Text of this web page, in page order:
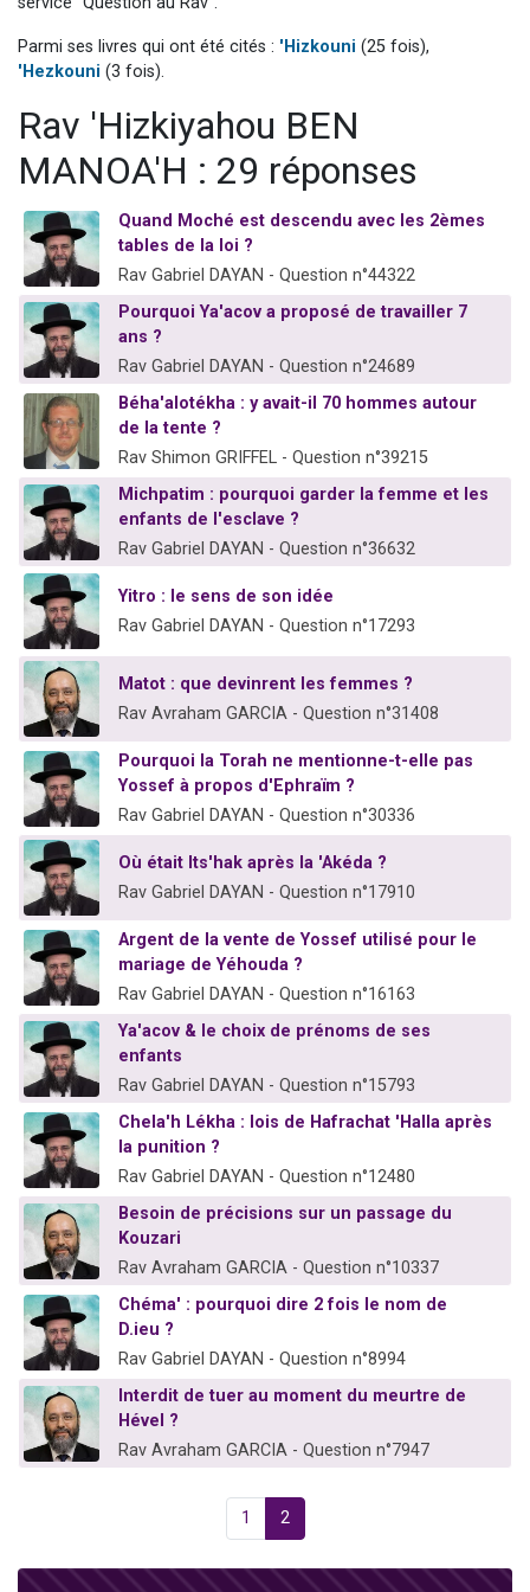
30 personnes viennent de faire un don pour Sauvez la jambe de Yohan
12 nouvelles musiques dans Torah-Box Music
Parmi ses livres qui ont été cités : 'Hizkouni (25 fois),
'Hezkouni (3 fois).
Rav 'Hizkiyahou BEN
MANOA'H : 29 réponses
Quand Moché est descendu avec les 2èmes
tables de la loi ?
Rav Gabriel DAYAN - Question n°44322
Pourquoi Ya'acov a proposé de travailler 7
ans ?
Rav Gabriel DAYAN - Question n°24689
Béha'alotékha : y avait-il 70 hommes autour
de la tente ?
Rav Shimon GRIFFEL - Question n°39215
Michpatim : pourquoi garder la femme et les
enfants de l'esclave ?
Rav Gabriel DAYAN - Question n°36632
Yitro : le sens de son idée
Rav Gabriel DAYAN - Question n°17293
Matot : que devinrent les femmes ?
Rav Avraham GARCIA - Question n°31408
Pourquoi la Torah ne mentionne-t-elle pas
Yossef à propos d'Ephraïm ?
Rav Gabriel DAYAN - Question n°30336
Où était Its'hak après la 'Akéda ?
Rav Gabriel DAYAN - Question n°17910
Argent de la vente de Yossef utilisé pour le
mariage de Yéhouda ?
Rav Gabriel DAYAN - Question n°16163
Ya'acov & le choix de prénoms de ses
enfants
Rav Gabriel DAYAN - Question n°15793
Chela'h Lékha : lois de Hafrachat 'Halla après
la punition ?
Rav Gabriel DAYAN - Question n°12480
Besoin de précisions sur un passage du
Kouzari
Rav Avraham GARCIA - Question n°10337
Chéma' : pourquoi dire 2 fois le nom de
D.ieu ?
Rav Gabriel DAYAN - Question n°8994
Interdit de tuer au moment du meurtre de
Hével ?
Rav Avraham GARCIA - Question n°7947
1 2